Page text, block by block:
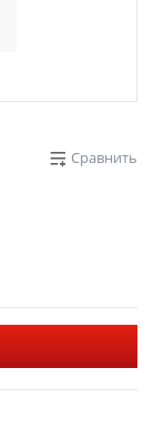
Сравнить